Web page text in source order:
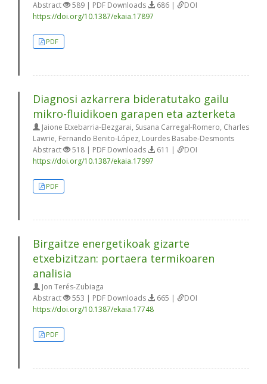
Abstract 589 | PDF Downloads 686 |
DOI
https://doi.org/10.1387/ekaia.17897
PDF
Diagnosi azkarrera bideratutako gailu
mikro-fluidikoen garapen eta azterketa
Jaione Etxebarria-Elezgarai, Susana Carregal-Romero, Charles
Lawrie, Fernando Benito-López, Lourdes Basabe-Desmonts
Abstract
518 | PDF Downloads 611 |
DOI
https://doi.org/10.1387/ekaia.17997
PDF
Birgaitze energetikoak gizarte
etxebizitzan: portaera termikoaren
analisia
Jon Terés-Zubiaga
Abstract
553 | PDF Downloads 665 |
DOI
https://doi.org/10.1387/ekaia.17748
PDF